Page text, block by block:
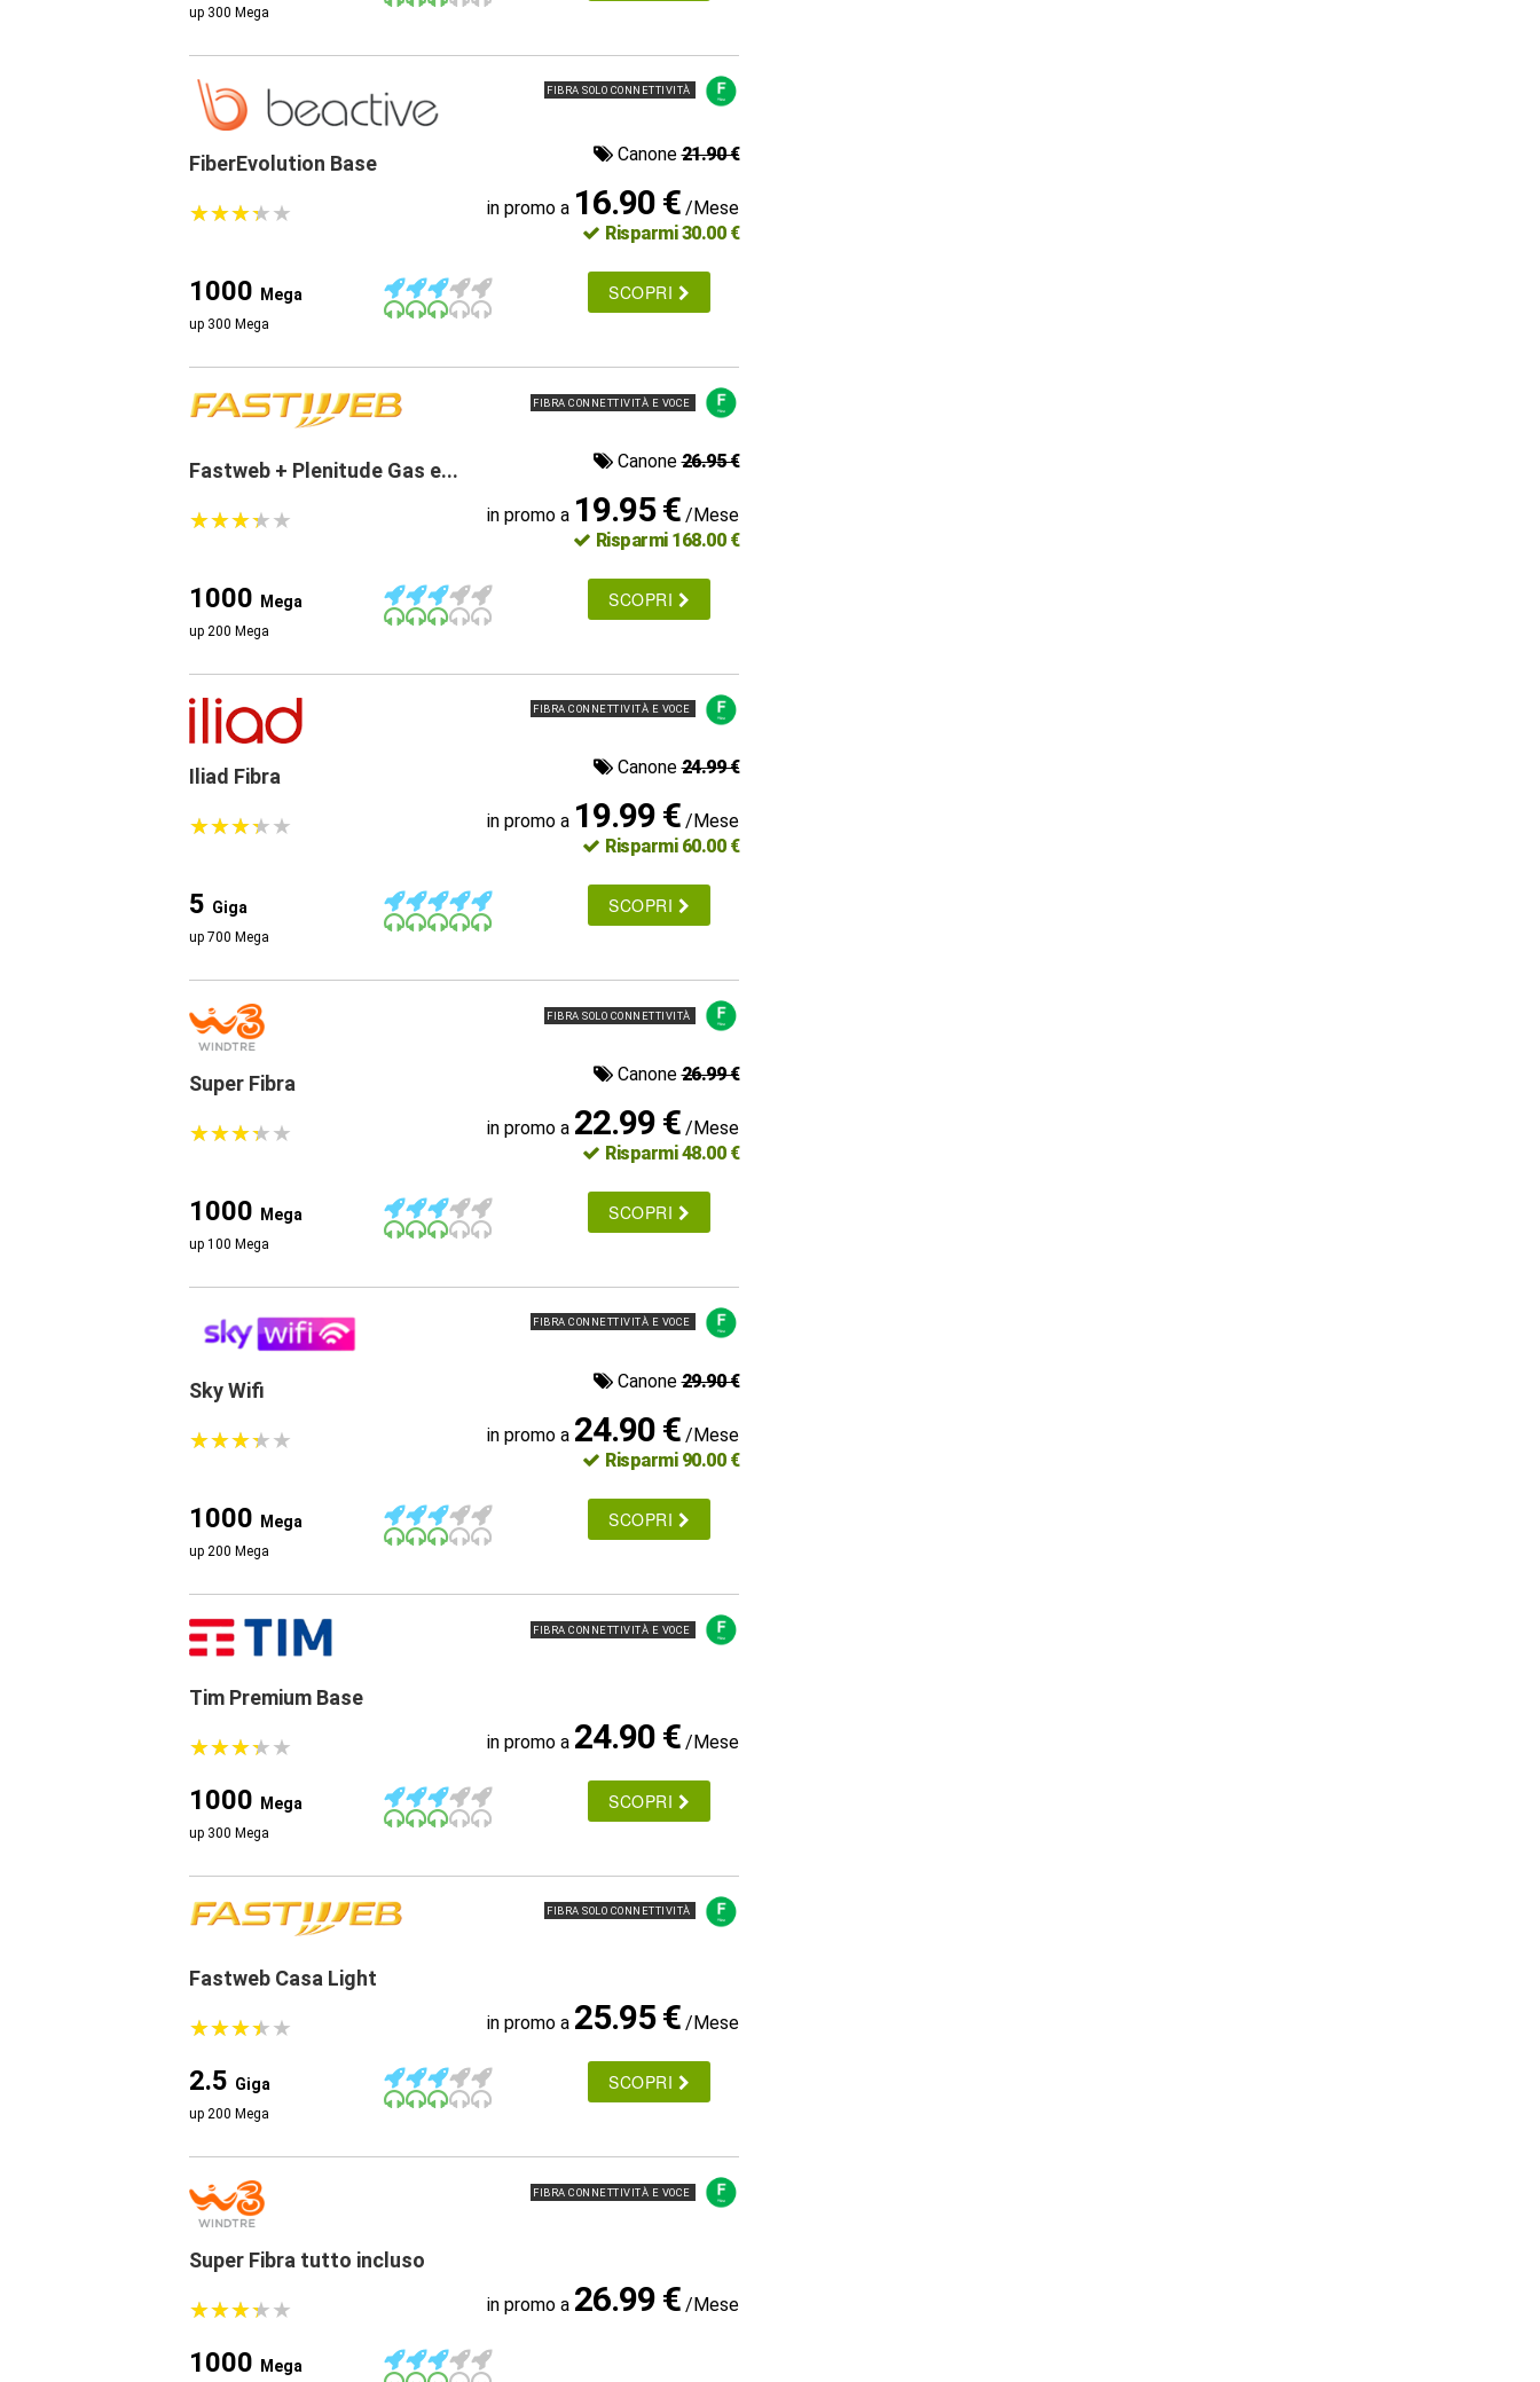
up 300 Mega
FIBRA SOLO CONNETTIVITÀ
FiberEvolution Base Canone21.90 €
★★★★★
★★★★★ in promo a 16.90 € /Mese
Risparmi 30.00 €
1000 Mega
up 300 Mega
SCOPRI
FIBRA CONNETTIVITÀ E VOCE
Fastweb + Plenitude Gas e... Canone26.95 €
★★★★★
★★★★★ in promo a 19.95 € /Mese
Risparmi 168.00 €
1000 Mega
up 200 Mega
SCOPRI
FIBRA CONNETTIVITÀ E VOCE
Iliad Fibra Canone24.99 €
★★★★★
★★★★★ in promo a 19.99 € /Mese
Risparmi 60.00 €
5 Giga
up 700 Mega
SCOPRI
FIBRA SOLO CONNETTIVITÀ
Super Fibra Canone26.99 €
★★★★★
★★★★★ in promo a 22.99 € /Mese
Risparmi 48.00 €
1000 Mega
up 100 Mega
SCOPRI
FIBRA CONNETTIVITÀ E VOCE
Sky Wifi Canone29.90 €
★★★★★
★★★★★ in promo a 24.90 € /Mese
Risparmi 90.00 €
1000 Mega
up 200 Mega
SCOPRI
FIBRA CONNETTIVITÀ E VOCE
Tim Premium Base
★★★★★
★★★★★ in promo a 24.90 € /Mese
1000 Mega
up 300 Mega
SCOPRI
FIBRA SOLO CONNETTIVITÀ
Fastweb Casa Light
★★★★★
★★★★★ in promo a 25.95 € /Mese
2.5 Giga
up 200 Mega
SCOPRI
FIBRA CONNETTIVITÀ E VOCE
Super Fibra tutto incluso
★★★★★
★★★★★ in promo a 26.99 € /Mese
1000 Mega